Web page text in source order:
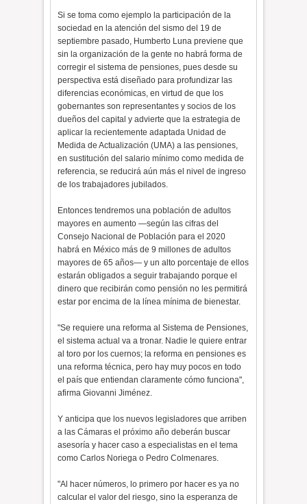
Si se toma como ejemplo la participación de la
sociedad en la atención del sismo del 19 de
septiembre pasado, Humberto Luna previene que
sin la organización de la gente no habrá forma de
corregir el sistema de pensiones, pues desde su
perspectiva está diseñado para profundizar las
diferencias económicas, en virtud de que los
gobernantes son representantes y socios de los
dueños del capital y advierte que la estrategia de
aplicar la recientemente adaptada Unidad de
Medida de Actualización (UMA) a las pensiones,
en sustitución del salario mínimo como medida de
referencia, se reducirá aún más el nivel de ingreso
de los trabajadores jubilados.
Entonces tendremos una población de adultos
mayores en aumento —según las cifras del
Consejo Nacional de Población para el 2020
habrá en México más de 9 millones de adultos
mayores de 65 años— y un alto porcentaje de ellos
estarán obligados a seguir trabajando porque el
dinero que recibirán como pensión no les permitirá
estar por encima de la línea mínima de bienestar.
"Se requiere una reforma al Sistema de Pensiones,
el sistema actual va a tronar. Nadie le quiere entrar
al toro por los cuernos; la reforma en pensiones es
una reforma técnica, pero hay muy pocos en todo
el país que entiendan claramente cómo funciona",
afirma Giovanni Jiménez.
Y anticipa que los nuevos legisladores que arriben
a las Cámaras el próximo año deberán buscar
asesoría y hacer caso a especialistas en el tema
como Carlos Noriega o Pedro Colmenares.
"Al hacer números, lo primero por hacer es ya no
calcular el valor del riesgo, sino la esperanza de